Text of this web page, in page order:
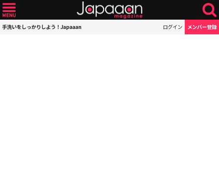
手洗いをしっかりしよう！Japaaan ログイン メンバー登録